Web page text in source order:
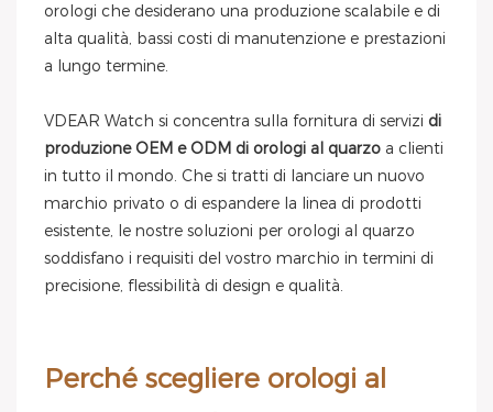
orologi che desiderano una produzione scalabile e di
alta qualità, bassi costi di manutenzione e prestazioni
a lungo termine.
VDEAR Watch si concentra sulla fornitura di servizi di
produzione OEM e ODM di orologi al quarzo a clienti
in tutto il mondo. Che si tratti di lanciare un nuovo
marchio privato o di espandere la linea di prodotti
esistente, le nostre soluzioni per orologi al quarzo
soddisfano i requisiti del vostro marchio in termini di
precisione, flessibilità di design e qualità.
Perché scegliere orologi al